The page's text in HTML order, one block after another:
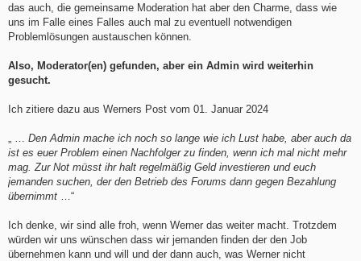
das auch, die gemeinsame Moderation hat aber den Charme, dass wie
uns im Falle eines Falles auch mal zu eventuell notwendigen
Problemlösungen austauschen können.
Also, Moderator(en) gefunden, aber ein Admin wird weiterhin
gesucht.
Ich zitiere dazu aus Werners Post vom 01. Januar 2024
Den Admin mache ich noch so lange wie ich Lust habe, aber auch da
ist es euer Problem einen Nachfolger zu finden, wenn ich mal nicht mehr
mag. Zur Not müsst ihr halt regelmäßig Geld investieren und euch
jemanden suchen, der den Betrieb des Forums dann gegen Bezahlung
übernimmt …“
Ich denke, wir sind alle froh, wenn Werner das weiter macht. Trotzdem
würden wir uns wünschen dass wir jemanden finden der den Job
übernehmen kann und will und der dann auch, was Werner nicht